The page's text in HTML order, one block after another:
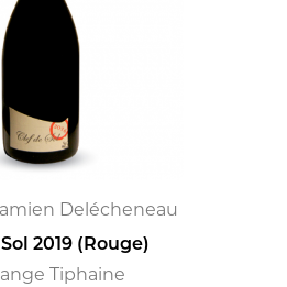
Delécheneau
2019 (Rouge)
Tiphaine